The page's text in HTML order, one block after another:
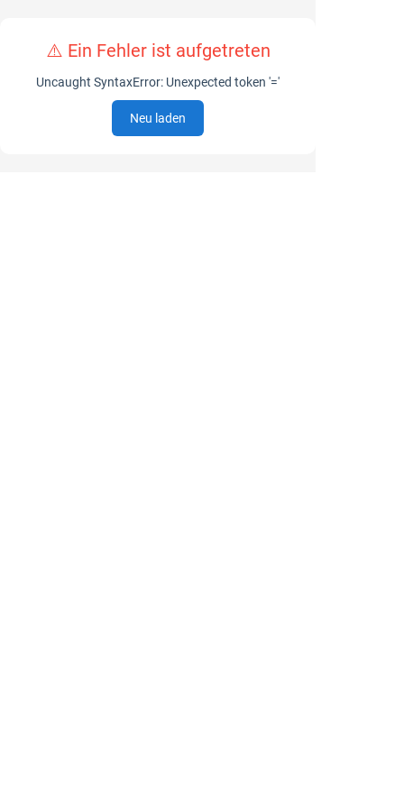
⚠️ Ein Fehler ist aufgetreten
Uncaught SyntaxError: Unexpected token '='
Neu laden